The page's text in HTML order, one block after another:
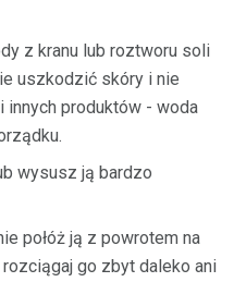
z kranu lub roztworu soli
uszkodzić skóry i nie
innych produktów - woda
wysusz ją bardzo
połóż ją z powrotem na
go zbyt daleko ani